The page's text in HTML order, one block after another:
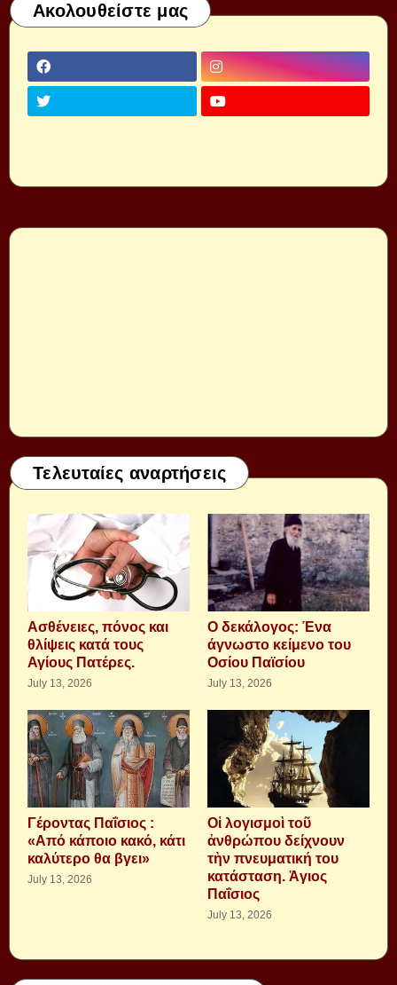
Ακολουθείστε μας
Τελευταίες αναρτήσεις
Aσθένειες, πόνος και
θλίψεις κατά τους
Αγίους Πατέρες.
July 13, 2026
Ο δεκάλογος: Ένα
άγνωστο κείμενο του
Οσίου Παϊσίου
July 13, 2026
Γέροντας Παΐσιος :
«Από κάποιο κακό, κάτι
καλύτερο θα βγει»
July 13, 2026
Οἱ λογισμοὶ τοῦ
ἀνθρώπου δείχνουν
τὴν πνευματική του
κατάσταση. Ἁγιος
Παΐσιος
July 13, 2026